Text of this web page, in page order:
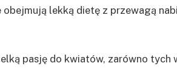
lekką dietę z przewagą
pasję do kwiatów, zarówno tych